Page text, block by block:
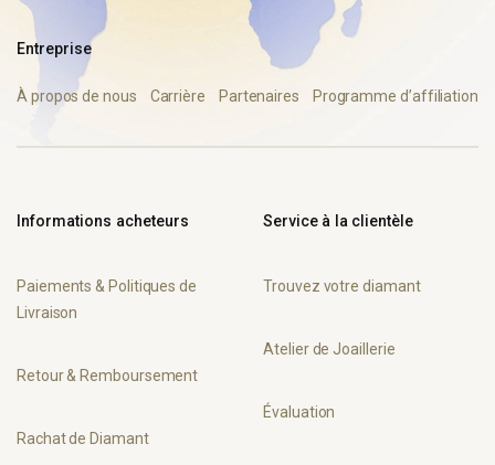
Entreprise
À propos de nous Carrière Partenaires Programme d’affiliation
Informations acheteurs
Paiements & Politiques de
Livraison
Retour & Remboursement
Rachat de Diamant
Service à la clientèle
Trouvez votre diamant
Atelier de Joaillerie
Évaluation